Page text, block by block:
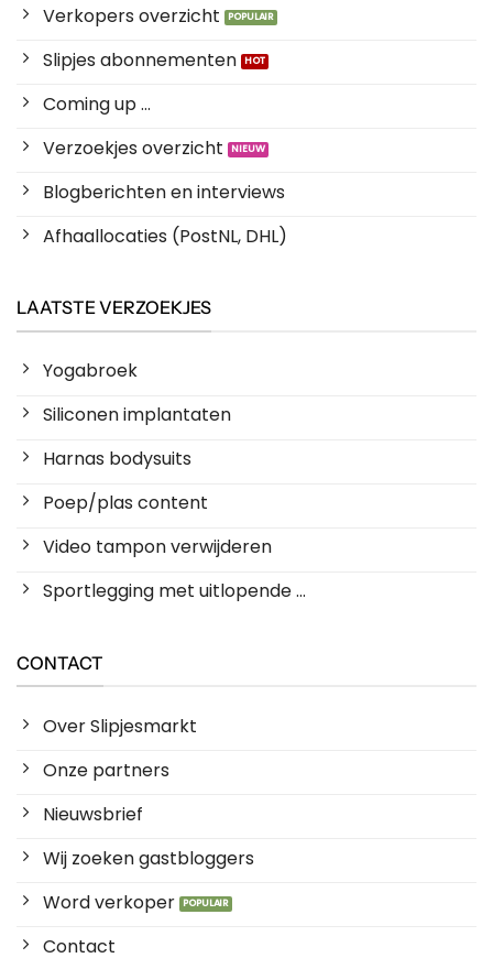
Verkopers overzicht
Slipjes abonnementen
Coming up ...
Verzoekjes overzicht
Blogberichten en interviews
Afhaallocaties (PostNL, DHL)
LAATSTE VERZOEKJES
Yogabroek
Siliconen implantaten
Harnas bodysuits
Poep/plas content
Video tampon verwijderen
Sportlegging met uitlopende ...
CONTACT
Over Slipjesmarkt
Onze partners
Nieuwsbrief
Wij zoeken gastbloggers
Word verkoper
Contact